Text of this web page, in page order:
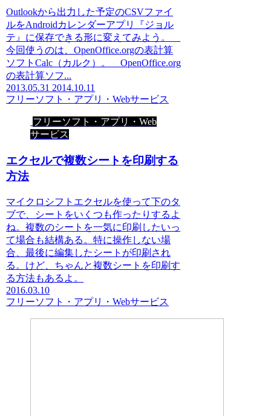
Outlookから出力した予定のCSVファイ
ルをAndroidカレンダーアプリ『ジョル
テ』に保存できる形に変えてみよう。
今回使うのは、OpenOffice.orgの表計算
ソフトCalc（カルク）。 OpenOffice.org
の表計算ソフ...
2013.05.31 2014.10.11
フリーソフト・アプリ・Webサービス
フリーソフト・アプリ・Web
サービス
エクセルで複数シートを印刷する
方法
マイクロシフトエクセルを使って下のタ
ブで、シートをいくつも作ったりするよ
ね。複数のシートを一気に印刷したいっ
て場合も結構ある。特に操作しない場
合、最後に編集したシートが印刷され
る。けど、ちゃんと複数シートを印刷す
る方法もあるよ。
2016.03.10
フリーソフト・アプリ・Webサービス